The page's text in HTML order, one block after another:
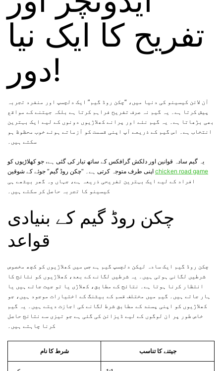
تفریح کا ایک نیا
دور!
آن لائن کیسینو کی دنیا میں، “چکن روڈ گیم” ایک دلچسپ اور منفرد تجربہ
پیش کرتا ہے۔ یہ گیم نہ صرف تفریح فراہم کرتا ہے بلکہ جیتنے کے مواقع
بھی بڑھاتا ہے۔ یہ گیم نئے اور پرانے کھلاڑیوں دونوں کے لیے ایک بہترین
انتخاب ہے۔ اس گیم کے ذریعے آپ اپنی قسمت کو آزماتے ہوئے خوب محظوظ ہو
سکتے ہیں۔
یہ گیم سادہ قوانین اور دلکش گرافکس کے ساتھ تیار کی گئی ہے، جو کھلاڑیوں کو
chicken road game
افراد کے لیے ایک بہترین تفریحی ذریعہ ہے، جہاں وہ گھر بیٹھے ہی
کیسینو کا تجربہ حاصل کر سکتے ہیں۔
چکن روڈ گیم کے بنیادی
قواعد
چکن روڈ گیم ایک سادہ لیکن دلچسپ گیم ہے جس میں کھلاڑیوں کو کچھ مخصوص
شرطیں لگانی ہوتی ہیں۔ یہ شرطیں لگانے کے بعد، کھلاڑیوں کو نتائج کا
انتظار کرنا ہوتا ہے۔ نتائج کے مطابق، کھلاڑی یا تو جیت جاتے ہیں یا
ہار جاتے ہیں۔ گیم میں مختلف قسم کے بیٹنگ کے اختیارات موجود ہیں، جو
کھلاڑیوں کو اپنی پسند کے مطابق شرط لگانے کی اجازت دیتے ہیں۔ یہ گیم
خاص طور پر ان لوگوں کے لیے ڈیزائن کی گئی ہے جو تیزی سے نتائج حاصل
کرنا چاہتے ہیں۔
شرط کا نام جیتنے کا تناسب